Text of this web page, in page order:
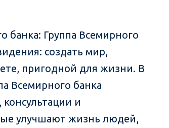
банка: Группа Всемирного
создать мир,
пригодной для жизни. В
Всемирного банка
и
улучшают жизнь людей,